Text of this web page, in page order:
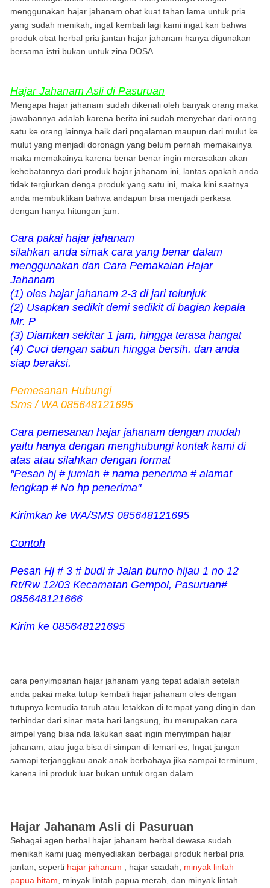
menggunakan hajar jahanam obat kuat tahan lama untuk pria
yang sudah menikah, ingat kembali lagi kami ingat kan bahwa
produk obat herbal pria jantan hajar jahanam hanya digunakan
bersama istri bukan untuk zina DOSA
Hajar Jahanam Asli di Pasuruan
Mengapa hajar jahanam sudah dikenali oleh banyak orang maka
jawabannya adalah karena berita ini sudah menyebar dari orang
satu ke orang lainnya baik dari pngalaman maupun dari mulut ke
mulut yang menjadi doronagn yang belum pernah memakainya
maka memakainya karena benar benar ingin merasakan akan
kehebatannya dari produk hajar jahanam ini, lantas apakah anda
tidak tergiurkan denga produk yang satu ini, maka kini saatnya
anda membuktikan bahwa andapun bisa menjadi perkasa
dengan hanya hitungan jam.
Cara pakai hajar jahanam
silahkan anda simak cara yang benar dalam
menggunakan dan Cara Pemakaian Hajar
Jahanam
(1) oles hajar jahanam 2-3 di jari telunjuk
(2) Usapkan sedikit demi sedikit di bagian kepala
Mr. P
(3) Diamkan sekitar 1 jam, hingga terasa hangat
(4) Cuci dengan sabun hingga bersih. dan anda
siap beraksi.
Pemesanan Hubungi
Sms / WA 085648121695
Cara pemesanan hajar jahanam dengan mudah
yaitu hanya dengan menghubungi kontak kami di
atas atau silahkan dengan format
"Pesan hj # jumlah # nama penerima # alamat
lengkap # No hp penerima"
Kirimkan ke WA/SMS 085648121695
Contoh
Pesan Hj # 3 # budi # Jalan burno hijau 1 no 12
Rt/Rw 12/03 Kecamatan Gempol, Pasuruan#
085648121666
Kirim ke 085648121695
cara penyimpanan hajar jahanam yang tepat adalah setelah
anda pakai maka tutup kembali hajar jahanam oles dengan
tutupnya kemudia taruh atau letakkan di tempat yang dingin dan
terhindar dari sinar mata hari langsung , itu merupakan cara
simpel yang bisa nda lakukan saat ingin menyimpan hajar
jahanam, atau juga bisa di simpan di lemari es, Ingat jangan
samapi terjanggkau anak anak berbahaya jika sampai terminum,
karena ini produk luar bukan untuk organ dalam
Hajar Jahanam Asli di Pasuruan
Sebagai agen herbal hajar jahanam herbal dewasa sudah
menikah kami juag menyediakan berbagai produk herbal pria
jantan , seperti hajar jahanam , hajar saadah, minyak lintah
papua hitam , minyak lintah papua merah, dan minyak lintah